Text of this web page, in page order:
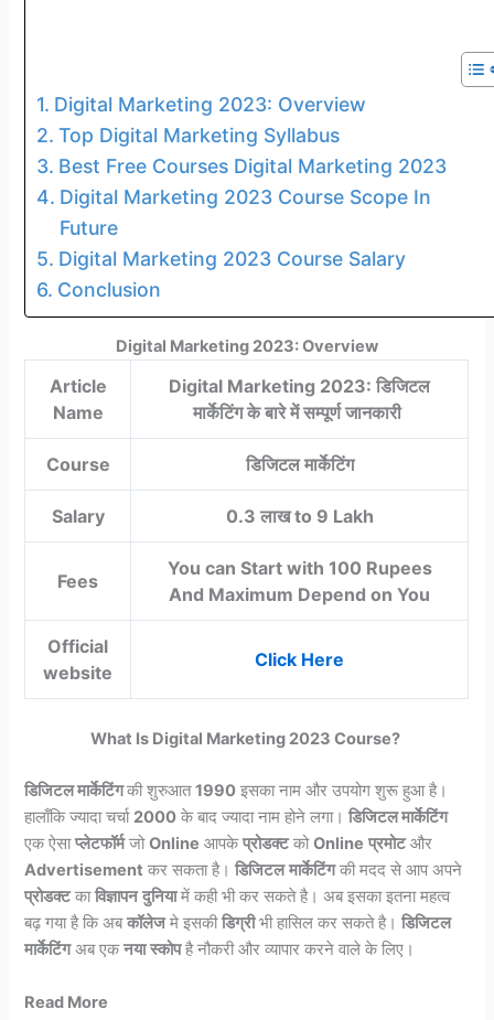
Digital Marketing 2023: Overview
Top Digital Marketing Syllabus
Best Free Courses Digital Marketing 2023
Digital Marketing 2023 Course Scope In
Future
Digital Marketing 2023 Course Salary
Conclusion
Digital Marketing 2023: Overview
Article
Name
Digital Marketing 2023: डिजिटल
मार्केटिंग के बारे में सम्पूर्ण जानकारी
Course डिजिटल मार्केटिंग
Salary 0.3 लाख to 9 Lakh
Fees
You can Start with 100 Rupees
And Maximum Depend on You
Official
website
Click Here
What Is Digital Marketing 2023 Course?
डिजिटल मार्केटिंगकी शुरुआत1990 इसका नाम और उपयोग शुरू हुआ है।
हालाँकि ज्यादा चर्चा 2000 के बाद ज्यादा नाम होने लगा।डिजिटल मार्केटिंग
एक ऐसाप्लेटफॉर्मजोOnline आपकेप्रोडक्टकोOnline प्रमोटऔर
Advertisement कर सकता है।डिजिटल मार्केटिंगकी मदद से आप अपने
प्रोडक्टकाविज्ञापन दुनियामें कही भी कर सकते है। अब इसका इतना महत्व
बढ़ गया है कि अबकॉलेजमे इसकीडिग्रीभी हासिल कर सकते है।डिजिटल
मार्केटिंगअब एकनया स्कोपहै नौकरी और व्यापार करने वाले के लिए।
Read More